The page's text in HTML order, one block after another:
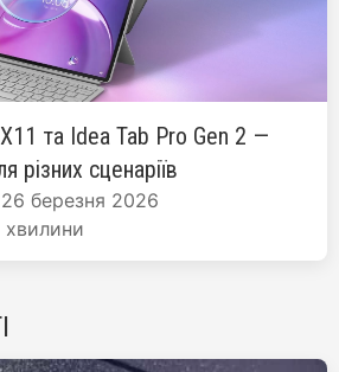
та Idea Tab Pro Gen 2 —
різних сценаріїв
березня 2026
хвилини